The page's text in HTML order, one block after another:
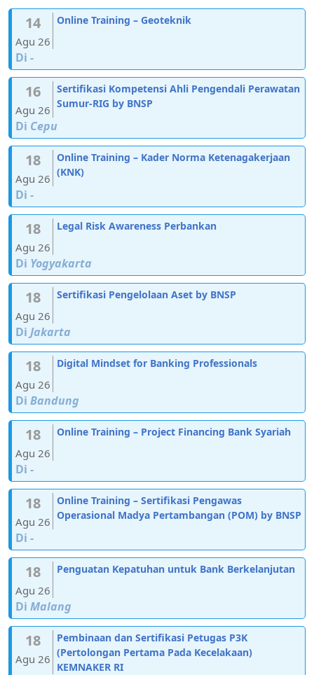
14
Agu 26
Online Training – Geoteknik
Di -
16
Agu 26
Sertifikasi Kompetensi Ahli Pengendali Perawatan
Sumur-RIG by BNSP
Di Cepu
18
Agu 26
Online Training – Kader Norma Ketenagakerjaan
(KNK)
Di -
18
Agu 26
Legal Risk Awareness Perbankan
Di Yogyakarta
18
Agu 26
Sertifikasi Pengelolaan Aset by BNSP
Di Jakarta
18
Agu 26
Digital Mindset for Banking Professionals
Di Bandung
18
Agu 26
Online Training – Project Financing Bank Syariah
Di -
18
Agu 26
Online Training – Sertifikasi Pengawas
Operasional Madya Pertambangan (POM) by BNSP
Di -
18
Agu 26
Penguatan Kepatuhan untuk Bank Berkelanjutan
Di Malang
18
Agu 26
Pembinaan dan Sertifikasi Petugas P3K
(Pertolongan Pertama Pada Kecelakaan)
KEMNAKER RI